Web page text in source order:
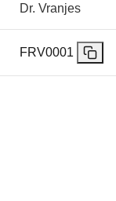
Dr. Vranjes
FRV0001